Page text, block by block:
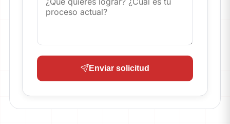
Enviar solicitud